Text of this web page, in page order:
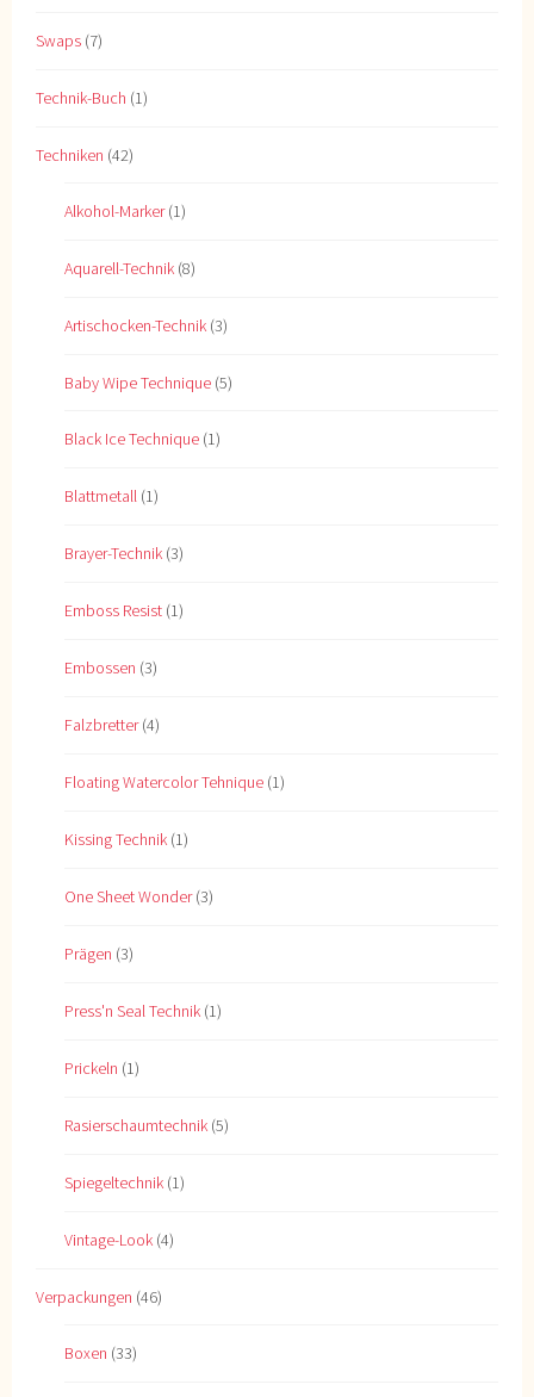
Swaps (7)
Technik-Buch (1)
Techniken (42)
Alkohol-Marker(1)
Aquarell-Technik (8)
Artischocken-Technik (3)
Baby Wipe Technique (5)
Black Ice Technique (1)
Blattmetall (1)
Brayer-Technik (3)
Emboss Resist (1)
Embossen (3)
Falzbretter(4)
Floating Watercolor Tehnique (1)
Kissing Technik (1)
One Sheet Wonder(3)
Prägen (3)
Press'n Seal Technik (1)
Prickeln (1)
Rasierschaumtechnik (5)
Spiegeltechnik (1)
Vintage-Look (4)
Verpackungen (46)
Boxen (33)